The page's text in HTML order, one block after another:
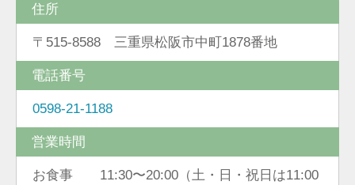
住所
〒515-8588 三重県松阪市中町1878番地
電話番号
0598-21-1188
営業時間
お食事 11:30〜20:00（土・日・祝日は11:00